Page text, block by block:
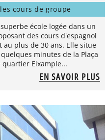
cours de groupe
école logée dans un
des cours d'espagnol
au plus de 30 ans. Elle situe
minutes de la Plaça
Eixample...
EN SAVOIR PLUS